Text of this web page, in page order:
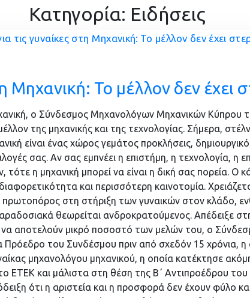
Κατηγορία: Ειδήσεις
Μηχανική: Το μέλλον δεν έχει
ο Σύνδεσμος Μηχανολόγων Μηχανικών Κύπρου
της μηχανικής και της τεχνολογίας. Σήμερα,
είναι ένας χώρος γεμάτος προκλήσεις,
σας. Αν σας εμπνέει η επιστήμη, η τεχνολογία, η
η μηχανική μπορεί να είναι η δική σας πορεία. Ο
και περισσότερη καινοτομία.
στη στήριξη των γυναικών στον κλάδο,
θεωρείται ανδροκρατούμενος. Απέδειξε
να αποτελούν μικρό ποσοστό των μελών του, ο
Πρόεδρο του Συνδέσμου πριν από σχεδόν 15 χρόνια,
μηχανολόγου μηχανικού, η οποία κατέκτησε
ΕΤΕΚ και μάλιστα στη θέση της Β΄ Αντιπροέδρου
ότι η αριστεία και η προσφορά δεν έχουν φύλο